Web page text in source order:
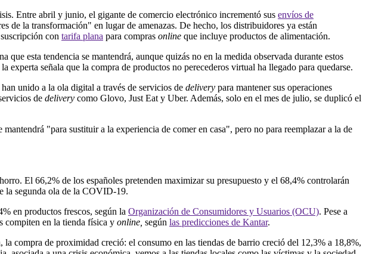
Entre abril y junio, el gigante de comercio electrónico incrementó sus envíos de
de la transformación" en lugar de amenazas. De hecho, los distribuidores ya están
con tarifa plana para compras online que incluye productos de alimentación.
esta tendencia se mantendrá, aunque quizás no en la medida observada durante estos
experta señala que la compra de productos no perecederos virtual ha llegado para quedarse.
unido a la ola digital a través de servicios de delivery para mantener sus operaciones
de delivery como Glovo, Just Eat y Uber. Además, solo en el mes de julio, se duplicó el
"para sustituir a la experiencia de comer en casa", pero no para reemplazar a la de
El 66,2% de los españoles pretenden maximizar su presupuesto y el 68,4% controlarán
la segunda ola de la COVID-19.
en productos frescos, según la Organización de Consumidores y Usuarios (OCU). Pese a
compiten en la tienda física y online, según las predicciones de Kantar.
compra de proximidad creció: el consumo en las tiendas de barrio creció del 12,3% a 18,8%,